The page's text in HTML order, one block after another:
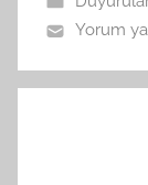
Yorum